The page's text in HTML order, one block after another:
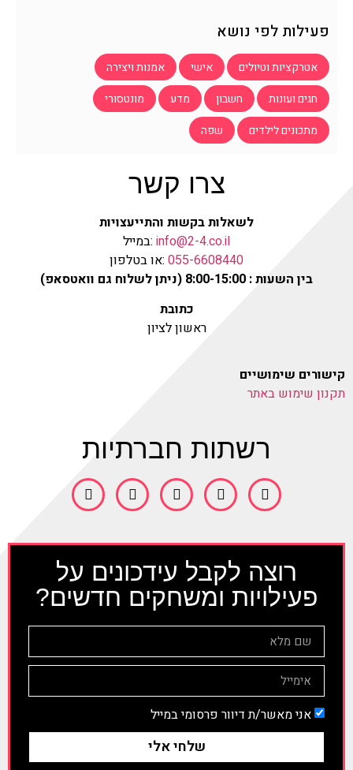
פעילות לפי נושא
אטרקציות וטיולים אישי
אמנות ויצירה
חגים ועונות
חשבון מדע
מונטסורי
מתכונים לילדים
שפה
רוצה לקבל עידכונים על
פעילויות ומשחקים חדשים?
אני מאשר/ת דיוור פרסומי במייל
שלחי אלי
רשתות חברתיות
צרו קשר
לשאלות בקשות והתייעצויות
info@2-4.co.il :במייל
055-6608440 :או בטלפון
בין השעות : 8:00-15:00 (ניתן לשלוח גם וואטסאפ)
כתובת
ראשון לציון
קישורים שימושיים
תקנון שימוש באתר